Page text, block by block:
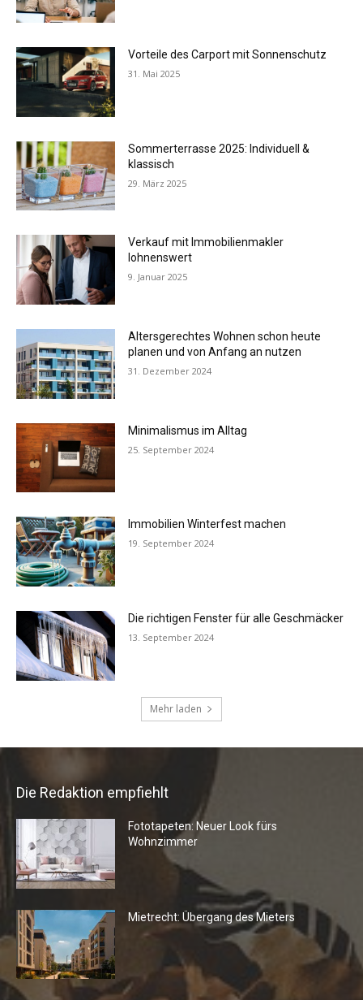
Die Redaktion empfiehlt
Fototapeten: Neuer Look fürs
Wohnzimmer
Mietrecht: Übergang des Mieters